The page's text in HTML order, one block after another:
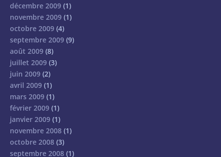
décembre 2009 (1)
novembre 2009 (1)
octobre 2009 (4)
septembre 2009 (9)
août 2009 (8)
juillet 2009 (3)
juin 2009 (2)
avril 2009 (1)
mars 2009 (1)
février 2009 (1)
janvier 2009 (1)
novembre 2008 (1)
octobre 2008 (3)
septembre 2008 (1)